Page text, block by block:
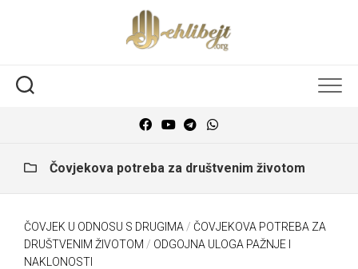
Čovjekova potreba za društvenim životom
ČOVJEK U ODNOSU S DRUGIMA / ČOVJEKOVA POTREBA ZA
DRUŠTVENIM ŽIVOTOM / ODGOJNA ULOGA PAŽNJE I
NAKLONOSTI